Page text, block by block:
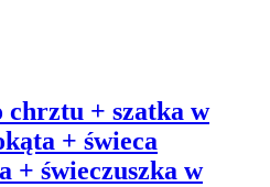
chrztu + szatka w
+ świeca
+ świeczuszka w